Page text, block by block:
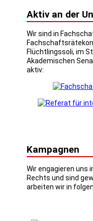
Aktiv an der
Wir sind in
Flüchtlingssoli, im
Akademischen
aktiv:
Kampagnen
Wir engagieren uns
Rechts und sind
arbeiten wir in